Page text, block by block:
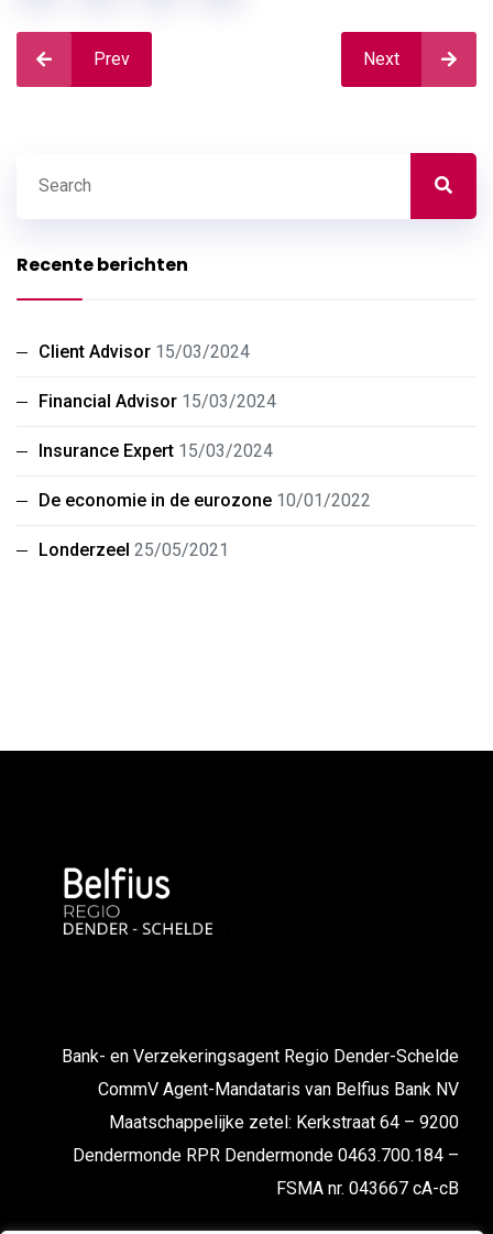
Prev Next
Recente berichten
Client Advisor 15/03/2024
Financial Advisor 15/03/2024
Insurance Expert 15/03/2024
De economie in de eurozone 10/01/2022
Londerzeel 25/05/2021
Bank- en Verzekeringsagent Regio Dender-Schelde
CommV Agent-Mandataris van Belfius Bank NV
Maatschappelijke zetel: Kerkstraat 64 – 9200
Dendermonde RPR Dendermonde 0463.700.184 –
FSMA nr. 043667 cA-cB